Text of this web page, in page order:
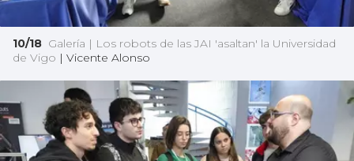
10/18 Galería | Los robots de las JAI 'asaltan' la Universidad
de Vigo | Vicente Alonso